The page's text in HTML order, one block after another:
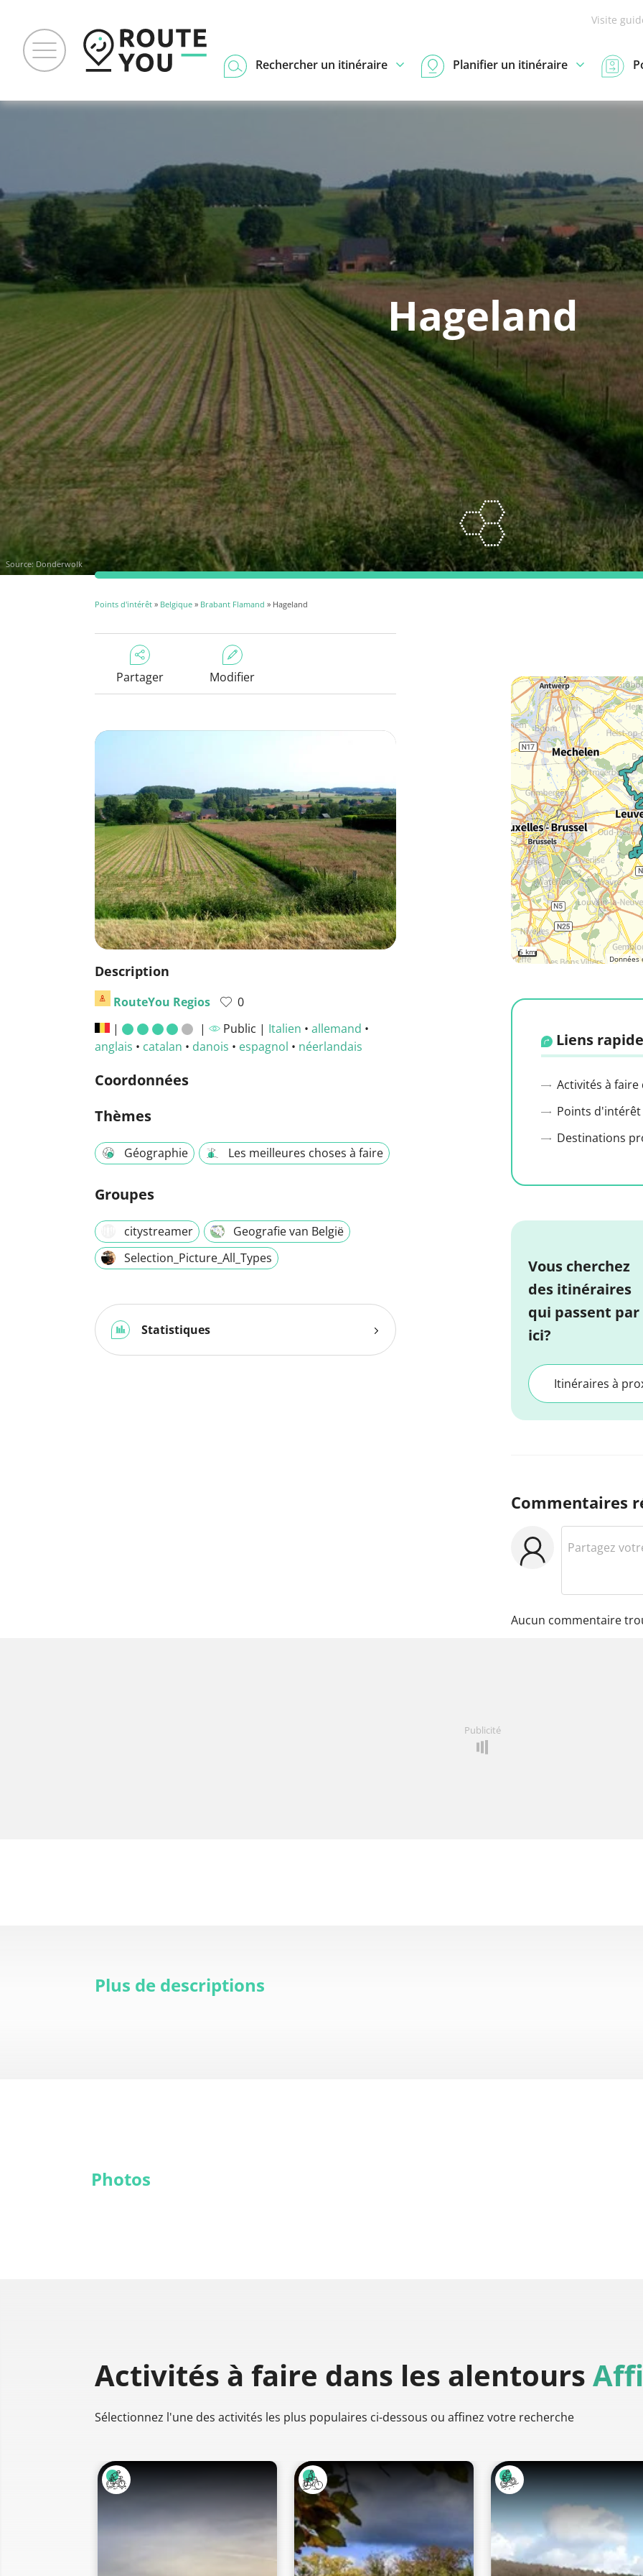
Visite
Rechercher un itinéraire Planifier un itinéraire
Hageland
Source: Donderwolk
Points d'intérêt » Belgique » Brabant Flamand » Hageland
Partager Modifier
Description
RouteYou Regios
0
|
| Public | Italien • allemand •
anglais • catalan • danois • espagnol • néerlandais
Coordonnées
Thèmes
Géographie Les meilleures choses à faire
Groupes
citystreamer
Geografie van België
Selection_Picture_All_Types
Statistiques
5 km
Liens
Activités à
Points
Destinations
Vous cherchez
des itinéraires
qui passent par
ici?
Itinéraires à
Commentaires
Aucun commentaire
Publicité
Plus de descriptions
Photos
Activités à faire dans les alentours
Sélectionnez l'une des activités les plus populaires ci-dessous ou affinez votre recherche